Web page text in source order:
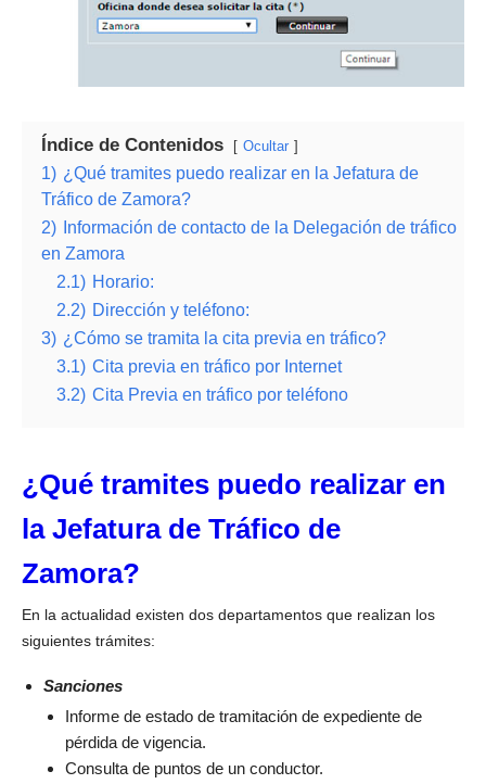
Índice de Contenidos Ocultar
1) ¿Qué tramites puedo realizar en la Jefatura de
Tráfico de Zamora?
2)
Información de contacto de la Delegación de tráfico
en Zamora
2.1) Horario:
2.2) Dirección y teléfono:
3) ¿Cómo se tramita la cita previa en tráfico?
3.1) Cita previa en tráfico por Internet
3.2) Cita Previa en tráfico por teléfono
¿Qué tramites puedo realizar en
la Jefatura de Tráfico de
Zamora?
En la actualidad existen dos departamentos que realizan los
siguientes trámites:
Sanciones
Informe de estado de tramitación de expediente de
pérdida de vigencia.
Consulta de puntos de un conductor.